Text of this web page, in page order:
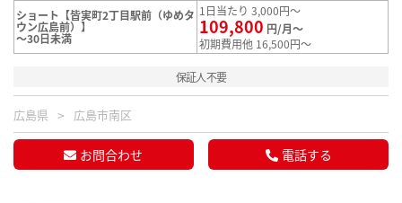
ショート【皆実町2丁目駅前（ゆめタ
ウン広島前）】
～30日未満
1日当たり 3,000円～
109,800 円/月～
初期費用他 16,500円～
保証人不要
広島県 広島市南区
お問合わせ 電話する